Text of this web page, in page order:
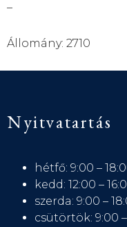
–
Állomány: 2710
Nyitvatartás
hétfő: 9:00 –
kedd: 12:00 –
szerda: 9:00 –
csütörtök: 9:00